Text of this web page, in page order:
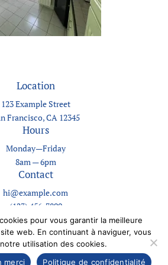
Location
123 Example Street
Francisco, CA 12345
Hours
Monday—Friday
8am — 6pm
Contact
hi@example.com
(123) 456-7890
withWordPress
pour vous garantir la meilleure
web. En continuant à naviguer, vous
utilisation des cookies.
merci Politique de confidentialité